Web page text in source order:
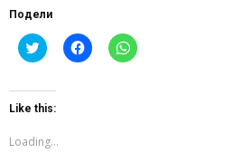
Подели
Click
to
Twitter
(Opens
in
window)
Click
to
Click
to
Like this:
Loading...